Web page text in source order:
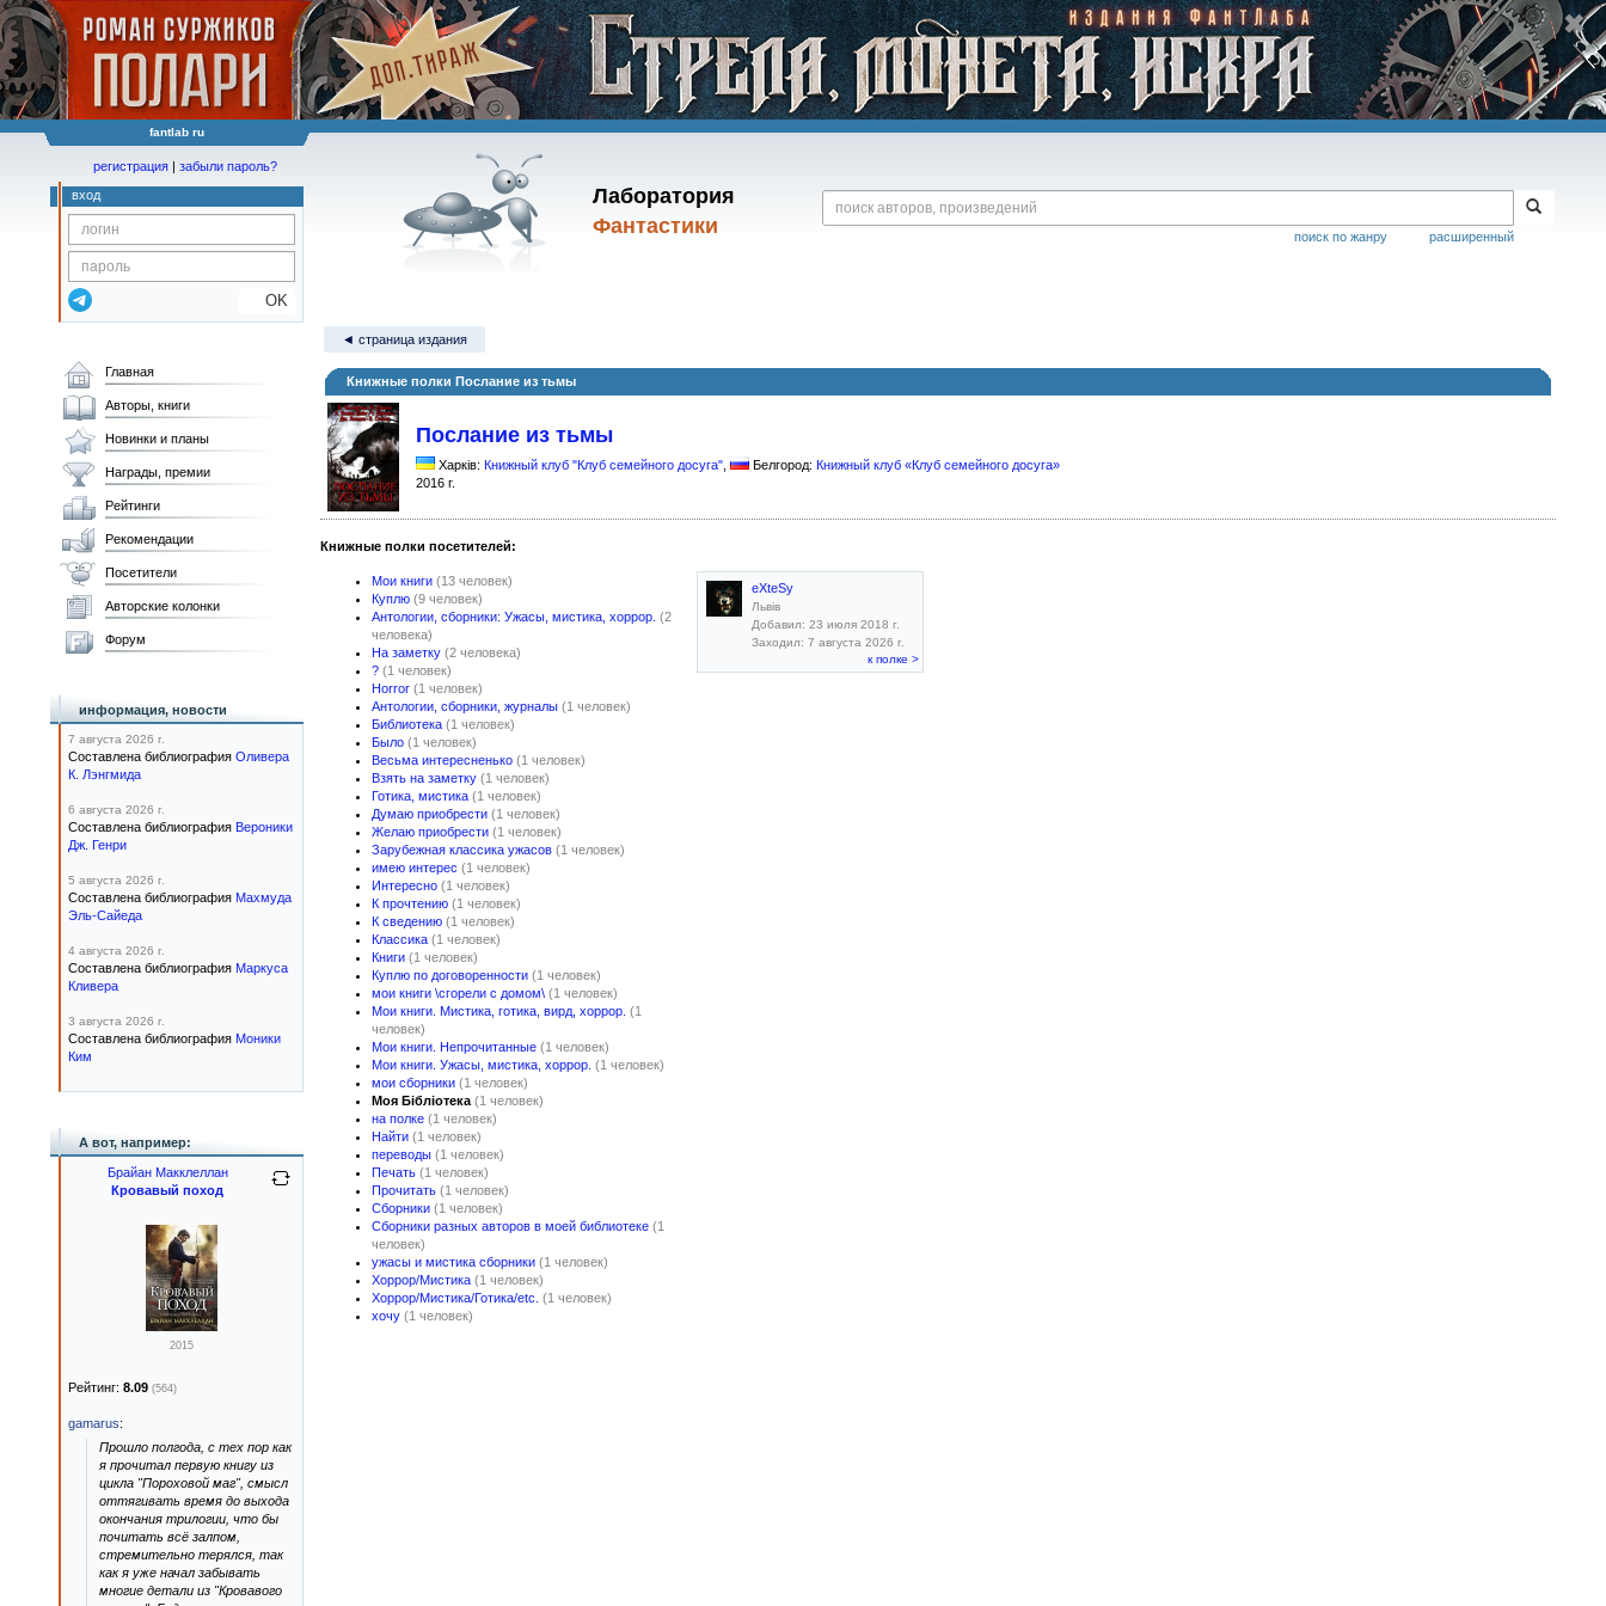
fantlab ru
Лаборатория
Фантастики
расширенный
поиск по жанру
регистрация | забыли пароль?
вход
OK
◄ страница издания
Книжные полки Послание из тьмы
Послание из тьмы
Харків: Книжный клуб "Клуб семейного досуга" Белгород: Книжный клуб «Клуб семейного досуга»
2016 г.
Книжные полки посетителей:
Мои книги (13 человек)
Куплю (9 человек)
Антологии, сборники: Ужасы, мистика, хоррор. (2
человека)
На заметку (2 человека)
? (1 человек)
Horror (1 человек)
Антологии, сборники, журналы (1 человек)
Библиотека (1 человек)
Было (1 человек)
Весьма интересненько (1 человек)
Взять на заметку (1 человек)
Готика, мистика (1 человек)
Думаю приобрести (1 человек)
Желаю приобрести (1 человек)
Зарубежная классика ужасов (1 человек)
имею интерес (1 человек)
Интересно (1 человек)
К прочтению (1 человек)
К сведению (1 человек)
Классика (1 человек)
Книги (1 человек)
Куплю по договоренности (1 человек)
мои книги \сгорели с домом\ (1 человек)
Мои книги. Мистика, готика, вирд, хоррор. (1
человек)
Мои книги. Непрочитанные (1 человек)
Мои книги. Ужасы, мистика, хоррор. (1 человек)
мои сборники (1 человек)
Моя Бібліотека (1 человек)
на полке (1 человек)
Найти (1 человек)
переводы (1 человек)
Печать (1 человек)
Прочитать (1 человек)
Сборники (1 человек)
Сборники разных авторов в моей библиотеке (1
человек)
ужасы и мистика сборники (1 человек)
Хоррор/Мистика (1 человек)
Хоррор/Мистика/Готика/etc. (1 человек)
хочу (1 человек)
eXteSy
Львів
Добавил: 23 июля 2018 г.
Заходил: 7 августа 2026 г.
к полке >
Главная
Авторы, книги
Новинки и планы
Награды, премии
Рейтинги
Рекомендации
Посетители
Авторские колонки
Форум
информация, новости
7 августа 2026 г.
Составлена библиография Оливера
К. Лэнгмида
6 августа 2026 г.
Составлена библиография Вероники
Дж. Генри
5 августа 2026 г.
Составлена библиография Махмуда
Эль-Сайеда
4 августа 2026 г.
Составлена библиография Маркуса
Кливера
3 августа 2026 г.
Составлена библиография Моники
Ким
А вот, например:
Брайан Макклеллан
Кровавый поход
2015
Рейтинг: 8.09 (564)
gamarus:
Прошло полгода, с тех пор как
я прочитал первую книгу из
цикла "Пороховой маг", смысл
оттягивать время до выхода
окончания трилогии, что бы
почитать всё залпом,
стремительно терялся, так
как я уже начал забывать
многие детали из "Кровавого